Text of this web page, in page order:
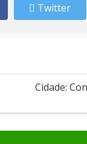
Twitter
Cidade: